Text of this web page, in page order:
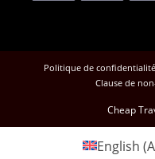
Politique de confidentialité
Clause de
Cheap
English (